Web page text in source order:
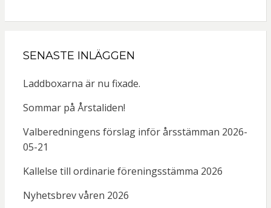
SENASTE INLÄGGEN
Laddboxarna är nu fixade.
Sommar på Årstaliden!
Valberedningens förslag inför årsstämman 2026-
05-21
Kallelse till ordinarie föreningsstämma 2026
Nyhetsbrev våren 2026